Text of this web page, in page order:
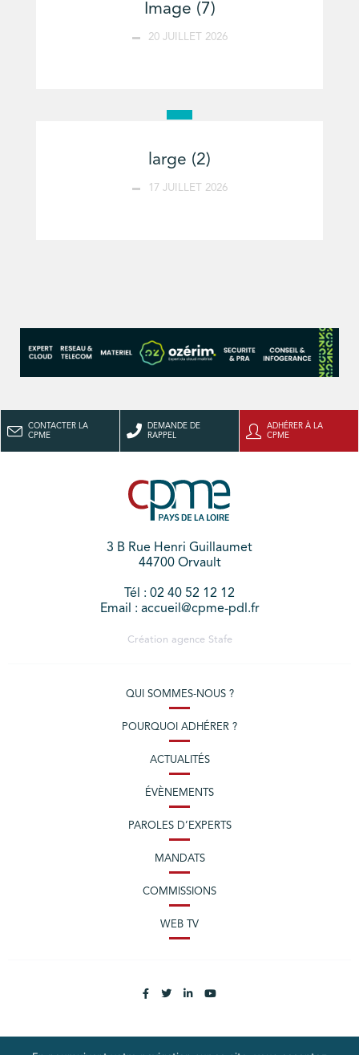
Image (7)
20 JUILLET 2026
large (2)
17 JUILLET 2026
CONTACTER LA
CPME
DEMANDE DE
RAPPEL
ADHÉRER À LA
CPME
3 B Rue Henri Guillaumet
44700 Orvault
Tél : 02 40 52 12 12
Email : accueil@cpme-pdl.fr
Création agence Stafe
QUI SOMMES-NOUS ?
POURQUOI ADHÉRER ?
ACTUALITÉS
ÉVÈNEMENTS
PAROLES D’EXPERTS
MANDATS
COMMISSIONS
WEB TV